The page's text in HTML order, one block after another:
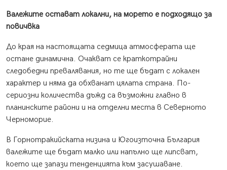
Валежите остават локални, на морето е подходящо за
повичвка
До края на настоящата седмица атмосферата ще
остане динамична. Очакват се краткотрайни
следобедни превалявания, но те ще бъдат с локален
характер и няма да обхванат цялата страна. По-
сериозни количества дъжд са възможни главно в
планинските райони и на отделни места в Северното
Черноморие.
В Горнотракийската низина и Югоизточна България
валежите ще бъдат малко или напълно ще липсват,
което ще запази тенденцията към засушаване.